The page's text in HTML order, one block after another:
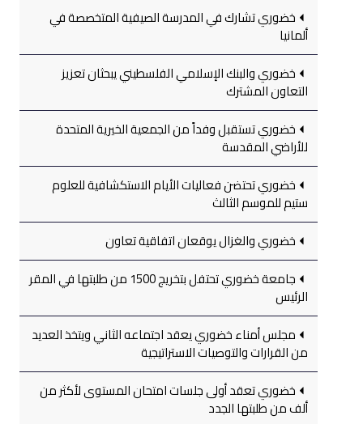
خضوري تشارك في المدرسة الصيفية المتخصصة في
ألمانيا
خضوري والبنك الإسلامي الفلسطيني يبحثان تعزيز
التعاون المشترك
خضوري تستقبل وفداً من الجمعية الخيرية المتحدة
للأراضي المقدسة
خضوري تحتضن فعاليات الأيام الاستكشافية للعلوم
ستيم للموسم الثالث
خضوري والغزال يوقعان اتفاقية تعاون
جامعة خضوري تحتفل بتخريج 1500 من طلبتها في المقر
الرئيس
مجلس أمناء خضوري يعقد اجتماعه الثاني ويتخذ العديد
من القرارات والتوصيات الاستراتيجية
خضوري تعقد أولى جلسات امتحان المستوى لأكثر من
ألف من طلبتها الجدد